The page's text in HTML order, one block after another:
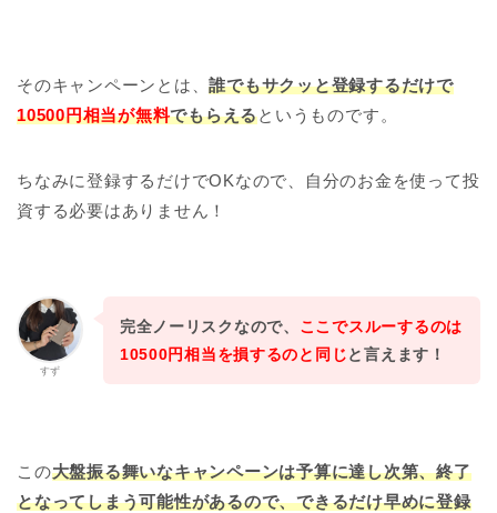
そのキャンペーンとは、誰でもサクッと登録するだけで
10500円相当が無料でもらえるというものです。
ちなみに登録するだけでOKなので、自分のお金を使って投
資する必要はありません！
すず
完全ノーリスクなので、 ここでスルーするのは
10500円相当を損するのと同じと言えます！
この大盤振る舞いなキャンペーンは予算に達し次第、終了
となってしまう可能性があるので、できるだけ早めに登録